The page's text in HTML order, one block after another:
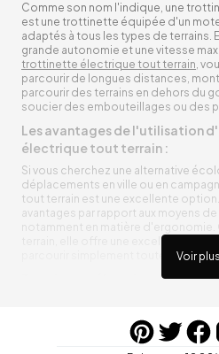
Voir plus
Comme son nom l'indique, une
est une trottinette équipée d'un
adaptés à tous les types de terrains.
grande autonomie et une vitesse
trottinette électrique tout terrain,
parcourir de longues distances,
parcourir des terrains en dehors du
soucier des embouteillages ou des
Les avantages de l'utilisation
électrique tout terrain :
Si vous cherchez une alternative
déplacements en ville ou en
tout terrain est une excellente
avantages par rapport aux moyens
notamment en matière d'ergonomie.
terrain, elle offre une excellente
parcourir simplement toutes sortes
Trottinette électrique tout
entre vos trajets, vous n’aurez pas à
batterie. De plus, elle est équipée de